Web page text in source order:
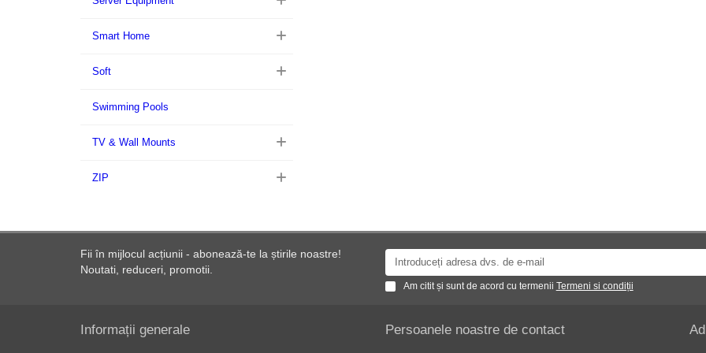
Smart Home
Soft
Swimming Pools
TV & Wall Mounts
ZIP
Fii în mijlocul acțiunii - abonează-te la știrile noastre!
Noutati, reduceri, promotii.
Am citit și sunt de acord cu termenii Termeni si condiții
Informații generale Persoanele noastre de contact